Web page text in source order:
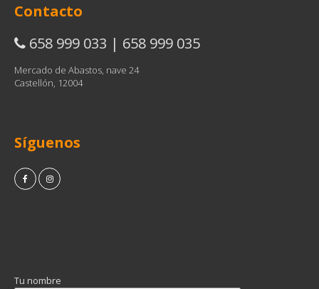
Contacto
658 999 033 | 658 999 035
Mercado de Abastos, nave 24
Castellón, 12004
Síguenos
Tu nombre